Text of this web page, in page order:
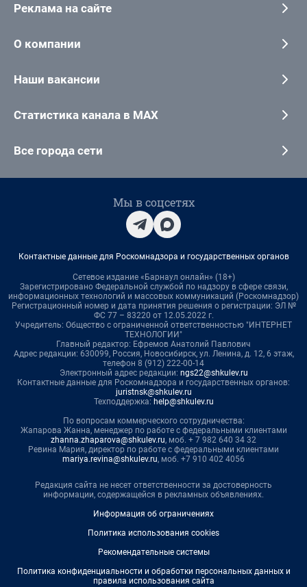
Реклама на сайте
О компании
Наши вакансии
Статистика канала в MAX
Все города сети
Мы в соцсетях
Контактные данные для Роскомнадзора и государственных органов
Сетевое издание «Барнаул онлайн» (18+)
Зарегистрировано Федеральной службой по надзору в сфере связи,
информационных технологий и массовых коммуникаций (Роскомнадзор)
Регистрационный номер и дата принятия решения о регистрации: ЭЛ №
ФС 77 – 83220 от 12.05.2022 г.
Учредитель: Общество с ограниченной ответственностью "ИНТЕРНЕТ
ТЕХНОЛОГИИ"
Главный редактор: Ефремов Анатолий Павлович
Адрес редакции: 630099, Россия, Новосибирск, ул. Ленина, д. 12, 6 этаж,
телефон 8 (912) 222-00-14
Электронный адрес редакции: ngs22@shkulev.ru
Контактные данные для Роскомнадзора и государственных органов:
juristnsk@shkulev.ru
Техподдержка: help@shkulev.ru
По вопросам коммерческого сотрудничества:
Жапарова Жанна, менеджер по работе с федеральными клиентами
zhanna.zhaparova@shkulev.ru, моб. + 7 982 640 34 32
Ревина Мария, директор по работе с федеральными клиентами
mariya.revina@shkulev.ru, моб. +7 910 402 4056
Редакция сайта не несет ответственности за достоверность
информации, содержащейся в рекламных объявлениях.
Информация об ограничениях
Политика использования cookies
Рекомендательные системы
Политика конфиденциальности и обработки персональных данных и
правила использования сайта